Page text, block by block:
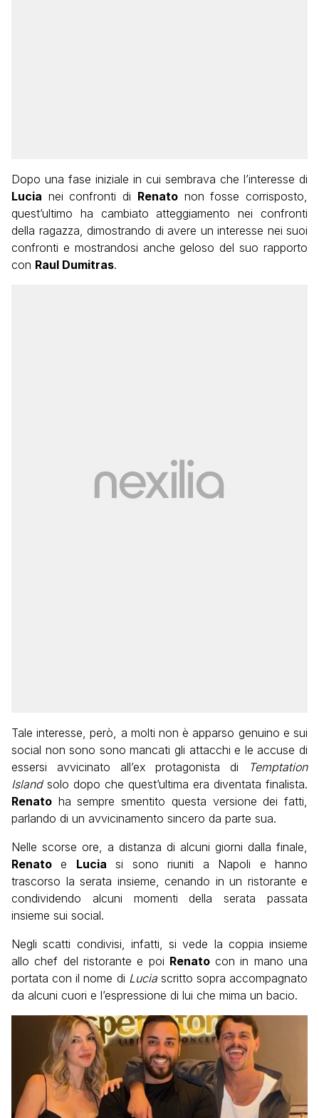
Dopo una fase iniziale in cui sembrava che l’interesse di
Lucia nei confronti di Renatonon fosse corrisposto,
quest’ultimo ha cambiato atteggiamento nei confronti
della ragazza, dimostrando di avere un interesse nei suoi
confronti e mostrandosi anche geloso del suo rapporto
con Raul Dumitras.
Tale interesse, però, a molti non è apparso genuino e sui
social non sono sono mancati gli attacchi e le accuse di
essersi avvicinato all’ex protagonista di
Temptation
Islandsolo dopo che quest’ultima era diventata finalista.
Renato ha sempre smentito questa versione dei fatti,
parlando di un avvicinamento sincero da parte sua.
Nelle scorse ore, a distanza di alcuni giorni dalla finale,
Renato e Lucia si sono riuniti a Napoli e hanno
trascorso la serata insieme, cenando in un ristorante e
condividendo alcuni momenti della serata passata
insieme sui social.
Negli scatti condivisi, infatti, si vede la coppia insieme
allo chef del ristorante e poi Renatocon in mano una
portata con il nome di Luciascritto sopra accompagnato
da alcuni cuori e l’espressione di lui che mima un bacio.